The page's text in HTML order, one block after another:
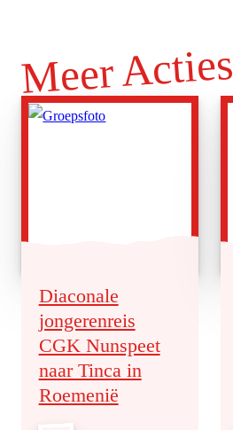
Meer Acties
Diaconale
jongerenreis
CGK Nunspeet
naar Tinca in
Roemenië